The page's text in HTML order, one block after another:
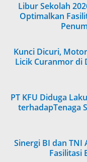
Libur Sekolah
Optimalkan
Kunci Dicuri,
Licik Curanmor di
PT KFU Diduga
terhadapTenaga
Sinergi BI dan TNI
Fasilitasi